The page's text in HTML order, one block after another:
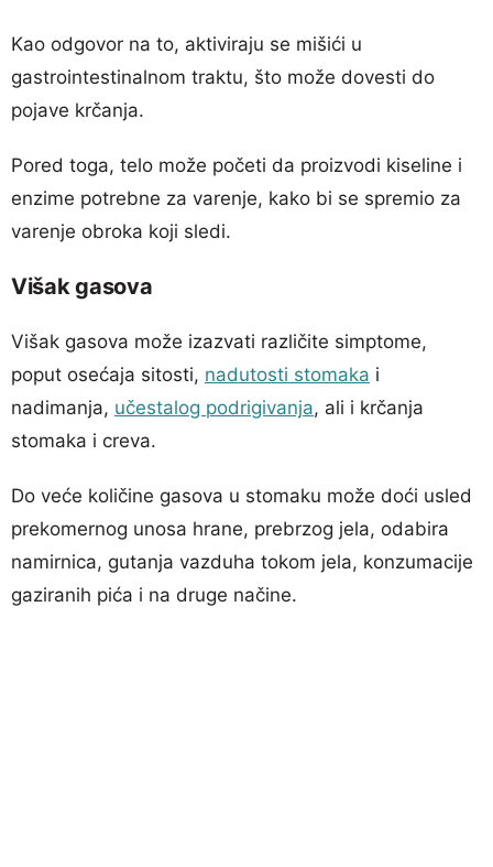
Kao odgovor na to, aktiviraju se mišići u
gastrointestinalnom traktu, što može dovesti do
pojave krčanja.
Pored toga, telo može početi da proizvodi kiseline i
enzime potrebne za varenje, kako bi se spremio za
varenje obroka koji sledi.
Višak gasova
Višak gasova može izazvati različite simptome,
poput osećaja sitosti, nadutosti stomaka i
nadimanja, učestalog podrigivanja, ali i krčanja
stomaka i creva.
Do veće količine gasova u stomaku može doći usled
prekomernog unosa hrane, prebrzog jela, odabira
namirnica, gutanja vazduha tokom jela, konzumacije
gaziranih pića i na druge načine.